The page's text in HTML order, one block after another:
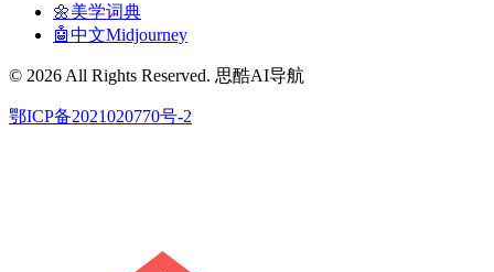
🌼美学词典
🤖中文Midjourney
© 2026 All Rights Reserved. 思酷AI导航
鄂ICP备2021020770号-2